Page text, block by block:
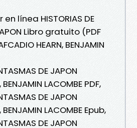
línea HISTORIAS DE
Libro gratuito (PDF
HEARN, BENJAMIN
DE JAPON
BENJAMIN LACOMBE PDF,
DE JAPON
BENJAMIN LACOMBE Epub,
DE JAPON